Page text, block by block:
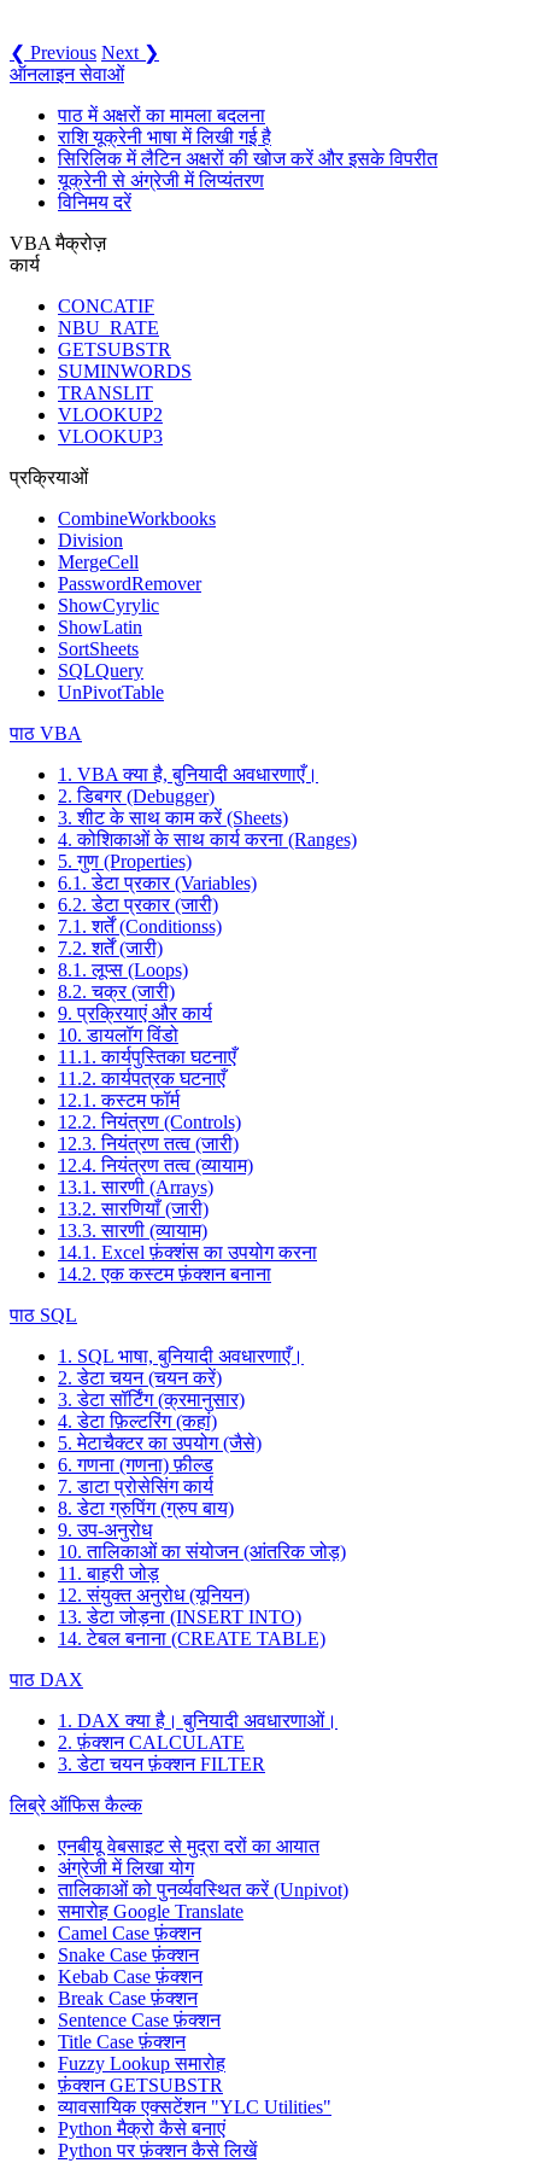
❮ Previous Next ❯
ऑनलाइन सेवाओं
पाठ में अक्षरों का मामला बदलना
राशि यूक्रेनी भाषा में लिखी गई है
सिरिलिक में लैटिन अक्षरों की खोज करें और इसके विपरीत
यूक्रेनी से अंग्रेजी में लिप्यंतरण
विनिमय दरें
VBA मैक्रोज़
कार्य
CONCATIF
NBU_RATE
GETSUBSTR
SUMINWORDS
TRANSLIT
VLOOKUP2
VLOOKUP3
प्रक्रियाओं
CombineWorkbooks
Division
MergeCell
PasswordRemover
ShowCyrylic
ShowLatin
SortSheets
SQLQuery
UnPivotTable
पाठ VBA
1. VBA क्या है, बुनियादी अवधारणाएँ।
2. डिबगर (Debugger)
3. शीट के साथ काम करें (Sheets)
4. कोशिकाओं के साथ कार्य करना (Ranges)
5. गुण (Properties)
6.1. डेटा प्रकार (Variables)
6.2. डेटा प्रकार (जारी)
7.1. शर्तें (Conditionss)
7.2. शर्तें (जारी)
8.1. लूप्स (Loops)
8.2. चक्र (जारी)
9. प्रक्रियाएं और कार्य
10. डायलॉग विंडो
11.1. कार्यपुस्तिका घटनाएँ
11.2. कार्यपत्रक घटनाएँ
12.1. कस्टम फॉर्म
12.2. नियंत्रण (Controls)
12.3. नियंत्रण तत्व (जारी)
12.4. नियंत्रण तत्व (व्यायाम)
13.1. सारणी (Arrays)
13.2. सारणियाँ (जारी)
13.3. सारणी (व्यायाम)
14.1. Excel फ़ंक्शंस का उपयोग करना
14.2. एक कस्टम फ़ंक्शन बनाना
पाठ SQL
1. SQL भाषा, बुनियादी अवधारणाएँ।
2. डेटा चयन (चयन करें)
3. डेटा सॉर्टिंग (क्रमानुसार)
4. डेटा फ़िल्टरिंग (कहां)
5. मेटाचैक्टर का उपयोग (जैसे)
6. गणना (गणना) फ़ील्ड
7. डाटा प्रोसेसिंग कार्य
8. डेटा ग्रुपिंग (ग्रुप बाय)
9. उप-अनुरोध
10. तालिकाओं का संयोजन (आंतरिक जोड़)
11. बाहरी जोड़
12. संयुक्त अनुरोध (यूनियन)
13. डेटा जोड़ना (INSERT INTO)
14. टेबल बनाना (CREATE TABLE)
पाठ DAX
1. DAX क्या है। बुनियादी अवधारणाओं।
2. फ़ंक्शन CALCULATE
3. डेटा चयन फ़ंक्शन FILTER
लिब्रे ऑफिस कैल्क
एनबीयू वेबसाइट से मुद्रा दरों का आयात
अंग्रेजी में लिखा योग
तालिकाओं को पुनर्व्यवस्थित करें (Unpivot)
समारोह Google Translate
Camel Case फ़ंक्शन
Snake Case फ़ंक्शन
Kebab Case फ़ंक्शन
Break Case फ़ंक्शन
Sentence Case फ़ंक्शन
Title Case फ़ंक्शन
Fuzzy Lookupसमारोह
फ़ंक्शन GETSUBSTR
व्यावसायिक एक्सटेंशन "YLC Utilities"
Python मैक्रो कैसे बनाएं
Python पर फ़ंक्शन कैसे लिखें